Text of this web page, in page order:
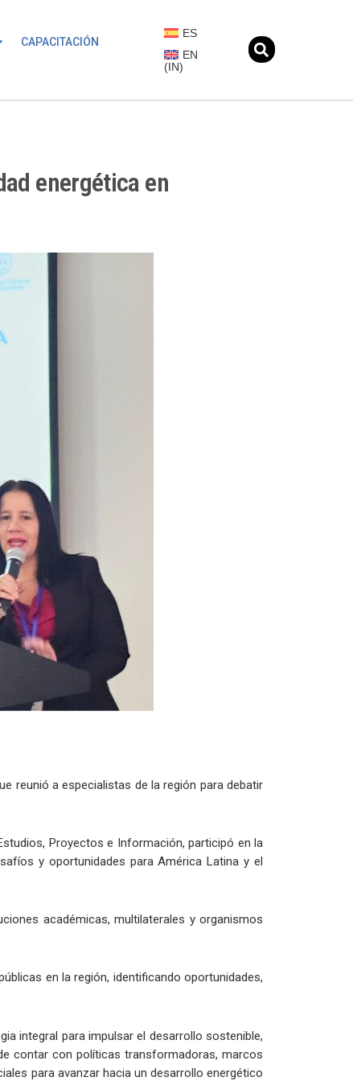
CAPACITACIÓN
ES
EN
(IN)
energética en
reunió a especialistas de la región para debatir
Proyectos e Información, participó en la
y oportunidades para América Latina y el
académicas, multilaterales y organismos
en la región, identificando oportunidades,
integral para impulsar el desarrollo sostenible,
contar con políticas transformadoras, marcos
para avanzar hacia un desarrollo energético